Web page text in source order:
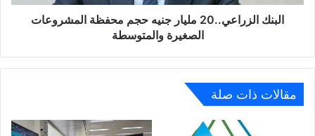
والمتوسطة
البنك الزراعي..20 مليار جنيه حجم محفظة المشروعات
الصغيرة والمتوسطة
مقالات ذات صلة